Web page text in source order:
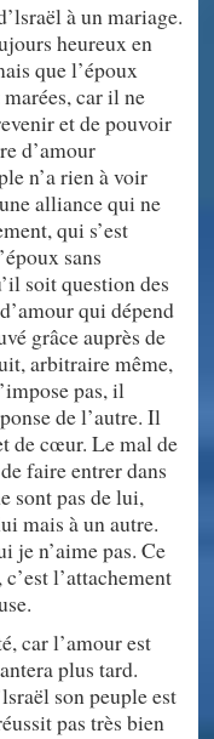
à un mariage.
heureux en
que l’époux
car il ne
et de pouvoir
d’amour
n’a rien à voir
alliance qui ne
qui s’est
sans
soit question des
qui dépend
grâce auprès de
arbitraire même,
pas, il
de l’autre. Il
de cœur. Le mal de
faire entrer dans
sont pas de lui,
mais à un autre.
je n’aime pas. Ce
l’attachement
car l’amour est
plus tard.
son peuple est
pas très bien